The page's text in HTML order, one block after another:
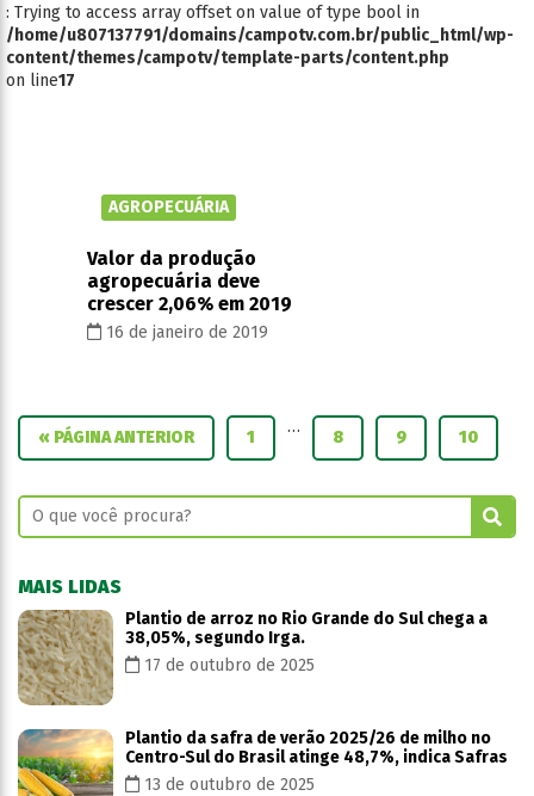
: Trying to access array offset on value of type bool in
/home/u807137791/domains/campotv.com.br/public_html/wp-
content/themes/campotv/template-parts/content.php
on line17
AGROPECUÁRIA
Valor da produção
agropecuária deve
crescer 2,06% em 2019
16 de janeiro de 2019
« PÁGINA ANTERIOR 1
…
8 9 10
MAIS LIDAS
Plantio de arroz no Rio Grande do Sul chega a
38,05%, segundo Irga.
17 de outubro de 2025
Plantio da safra de verão 2025/26 de milho no
Centro-Sul do Brasil atinge 48,7%, indica Safras
13 de outubro de 2025